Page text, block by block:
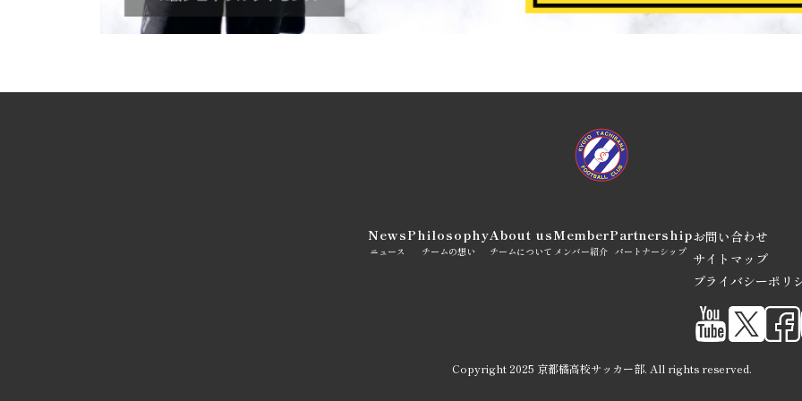
ニュース
News
チームの想い
Philosophy
チームについて
About us
メンバー紹介
Member
パートナーシップ
Partnershipお問い合わせ
サイトマップ
プライバシーポリ
Copyright 2025 京都橘高校サッカー部. All rights reserved.